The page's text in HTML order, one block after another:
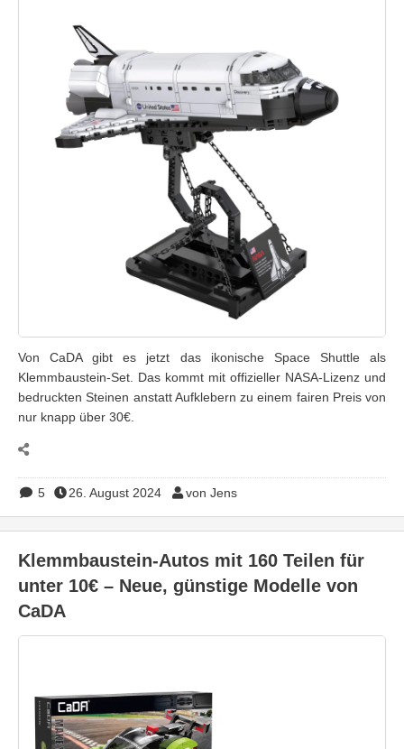
Von CaDA gibt es jetzt das ikonische Space Shuttle als
Klemmbaustein-Set. Das kommt mit offizieller NASA-Lizenz und
bedruckten Steinen anstatt Aufklebern zu einem fairen Preis von
nur knapp über 30€.
5 26. August 2024 von Jens
Klemmbaustein-Autos mit 160 Teilen für
unter 10€ – Neue, günstige Modelle von
CaDA